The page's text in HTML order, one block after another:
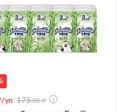
/уп 175.90 д